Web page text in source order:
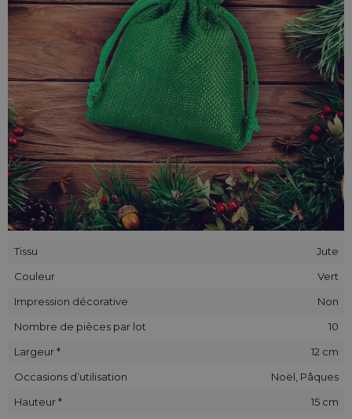
Tissu
Jute
Couleur
Vert
Impression décorative
Non
Nombre de pièces par lot
10
Largeur *
12 cm
Occasions d’utilisation
Noël, Pâques
Hauteur *
15 cm